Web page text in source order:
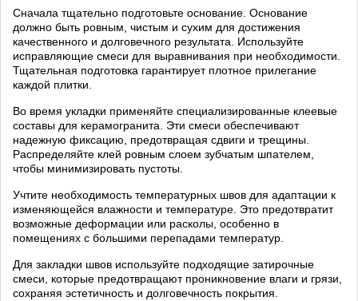
Сначала тщательно подготовьте основание. Основание
должно быть ровным, чистым и сухим для достижения
качественного и долговечного результата. Используйте
исправляющие смеси для выравнивания при необходимости.
Тщательная подготовка гарантирует плотное прилегание
каждой плитки.
Во время укладки применяйте специализированные клеевые
составы для керамогранита. Эти смеси обеспечивают
надежную фиксацию, предотвращая сдвиги и трещины.
Распределяйте клей ровным слоем зубчатым шпателем,
чтобы минимизировать пустоты.
Учтите необходимость температурных швов для адаптации к
изменяющейся влажности и температуре. Это предотвратит
возможные деформации или расколы, особенно в
помещениях с большими перепадами температур.
Для закладки швов используйте подходящие затирочные
смеси, которые предотвращают проникновение влаги и грязи,
сохраняя эстетичность и долговечность покрытия.